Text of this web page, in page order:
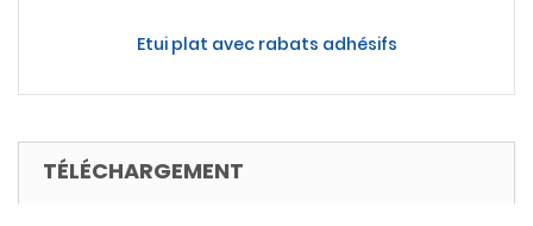
Etui plat avec rabats adhésifs
TÉLÉCHARGEMENT